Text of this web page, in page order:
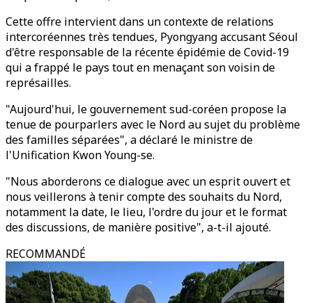
Cette offre intervient dans un contexte de relations
intercoréennes très tendues, Pyongyang accusant Séoul
d'être responsable de la récente épidémie de Covid-19
qui a frappé le pays tout en menaçant son voisin de
représailles.
"Aujourd'hui, le gouvernement sud-coréen propose la
tenue de pourparlers avec le Nord au sujet du problème
des familles séparées", a déclaré le ministre de
l'Unification Kwon Young-se.
"Nous aborderons ce dialogue avec un esprit ouvert et
nous veillerons à tenir compte des souhaits du Nord,
notamment la date, le lieu, l'ordre du jour et le format
des discussions, de manière positive", a-t-il ajouté.
RECOMMANDÉ